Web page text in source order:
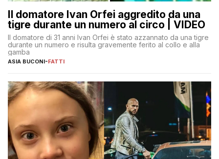
Il domatore Ivan Orfei aggredito da una
tigre durante un numero al circo | VIDEO
Il domatore di 31 anni Ivan Orfei è stato azzannato da una tigre
durante un numero e risulta gravemente ferito al collo e alla
gamba
ASIA BUCONI-FATTI